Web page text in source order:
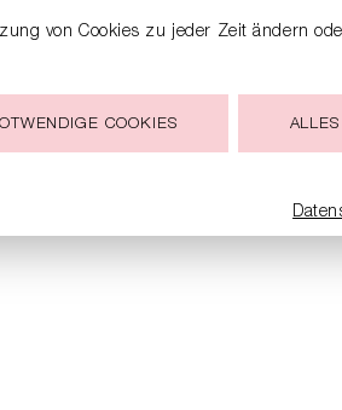
von Cookies zu jeder Zeit ändern
COOKIES